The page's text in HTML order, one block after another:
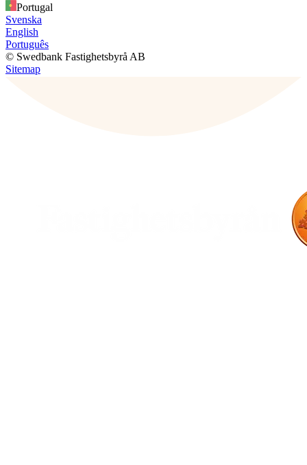
Portugal
Svenska
English
Português
© Swedbank Fastighetsbyrå AB
Sitemap